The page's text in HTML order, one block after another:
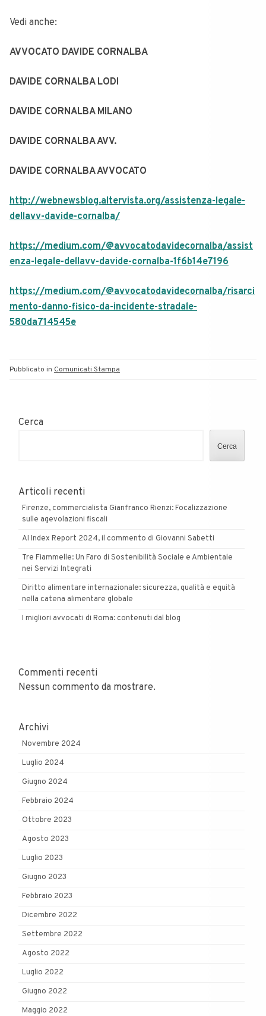
Vedi anche:
AVVOCATO DAVIDE CORNALBA
DAVIDE CORNALBA LODI
DAVIDE CORNALBA MILANO
DAVIDE CORNALBA AVV.
DAVIDE CORNALBA AVVOCATO
http://webnewsblog.altervista.org/assistenza-legale-
dellavv-davide-cornalba/
https://medium.com/@avvocatodavidecornalba/assist
enza-legale-dellavv-davide-cornalba-1f6b14e7196
https://medium.com/@avvocatodavidecornalba/risarci
mento-danno-fisico-da-incidente-stradale-
580da714545e
Pubblicato in Comunicati Stampa
Cerca
Cerca
Articoli recenti
Firenze, commercialista Gianfranco Rienzi: Focalizzazione
sulle agevolazioni fiscali
AI Index Report 2024, il commento di Giovanni Sabetti
Tre Fiammelle: Un Faro di Sostenibilità Sociale e Ambientale
nei Servizi Integrati
Diritto alimentare internazionale: sicurezza, qualità e equità
nella catena alimentare globale
I migliori avvocati di Roma: contenuti dal blog
Commenti recenti
Nessun commento da mostrare.
Archivi
Novembre 2024
Luglio 2024
Giugno 2024
Febbraio 2024
Ottobre 2023
Agosto 2023
Luglio 2023
Giugno 2023
Febbraio 2023
Dicembre 2022
Settembre 2022
Agosto 2022
Luglio 2022
Giugno 2022
Maggio 2022